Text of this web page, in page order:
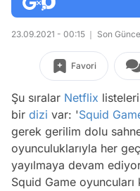
23.09.2021 - 00:15 Son
Favori
Şu sıralar Netflix
bir dizi var: 'Squid
gerek gerilim dolu
oyunculuklarıyla her
yayılmaya devam
Squid Game